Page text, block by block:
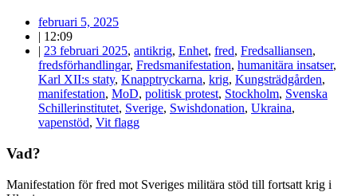
februari 5, 2025
| 12:09
| 23 februari 2025, antikrig, Enhet, fred, Fredsalliansen,
fredsförhandlingar, Fredsmanifestation, humanitära insatser,
Karl XII:s staty, Knapptryckarna, krig, Kungsträdgården,
manifestation, MoD, politisk protest, Stockholm, Svenska
Schillerinstitutet, Sverige, Swishdonation, Ukraina,
vapenstöd, Vit flagg
Vad?
Manifestation för fred mot Sveriges militära stöd till fortsatt krig i